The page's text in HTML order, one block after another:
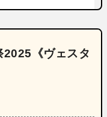
2025《ヴェスタ